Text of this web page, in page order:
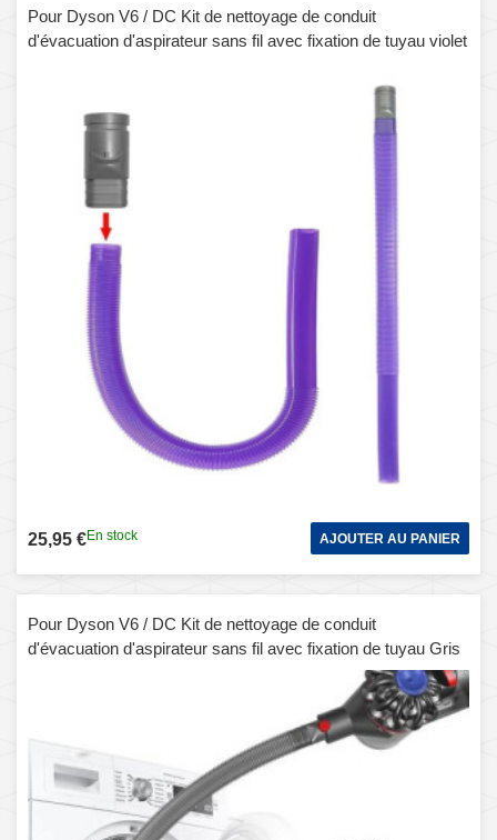
Pour Dyson V6 / DC Kit de nettoyage de conduit
d'évacuation d'aspirateur sans fil avec fixation de tuyau violet
25,95 €En stock AJOUTER AU PANIER
Pour Dyson V6 / DC Kit de nettoyage de conduit
d'évacuation d'aspirateur sans fil avec fixation de tuyau Gris